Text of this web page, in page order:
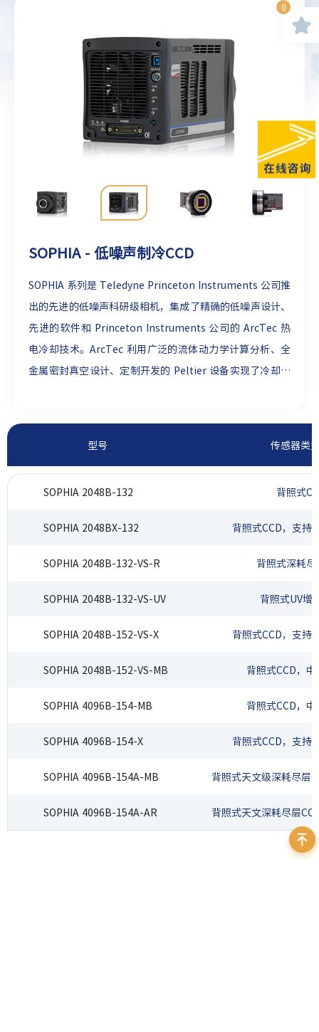
SOPHIA - 低噪声制冷CCD
SOPHIA 系列是 Teledyne Princeton Instruments 公司推
出的先进的低噪声科研级相机，集成了精确的低噪声设计、
先进的软件和 Princeton Instruments 公司的 ArcTec 热
电冷却技术。ArcTec 利用广泛的流体动力学计算分析、全
金属密封真空设计、定制开发的 Peltier 设备实现了冷却性
型号 传感器类
SOPHIA 2048B-132 背照式
SOPHIA 2048BX-132 背照式CCD，‌支持
SOPHIA 2048B-132-VS-R 背照式深耗尽
SOPHIA 2048B-132-VS-UV 背照式UV增
SOPHIA 2048B-152-VS-X 背照式CCD，支持
SOPHIA 2048B-152-VS-MB 背照式CCD，
SOPHIA 4096B-154-MB 背照式CCD，
SOPHIA 4096B-154-X 背照式CCD，支持
SOPHIA 4096B-154A-MB 背照式天文级深耗尽层
SOPHIA 4096B-154A-AR 背照式天文深耗尽层
0